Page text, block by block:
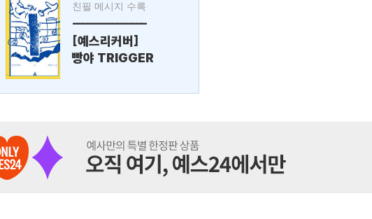
친필 메시지 수록
---------------
[예스리커버]
빵야 TRIGGER